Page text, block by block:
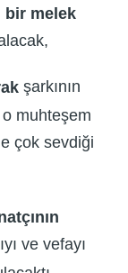
bir melek
şarkının
o muhteşem
çok sevdiği
ve vefayı